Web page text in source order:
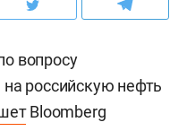
вопросу
российскую нефть
Bloomberg